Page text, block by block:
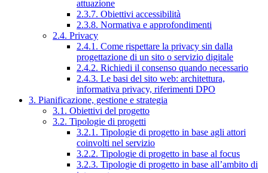
attuazione
2.3.7. Obiettivi accessibilità
2.3.8. Normativa e approfondimenti
2.4. Privacy
2.4.1. Come rispettare la privacy sin dalla
progettazione di un sito o servizio digitale
2.4.2. Richiedi il consenso quando necessario
2.4.3. Le basi del sito web: architettura,
informativa privacy, riferimenti DPO
3. Pianificazione, gestione e strategia
3.1. Obiettivi del progetto
3.2. Tipologie di progetti
3.2.1. Tipologie di progetto in base agli attori
coinvolti nel servizio
3.2.2. Tipologie di progetto in base al focus
3.2.3. Tipologie di progetto in base all’ambito di